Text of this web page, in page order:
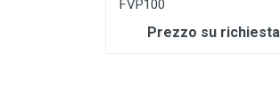
FVP100
Prezzo su richiesta